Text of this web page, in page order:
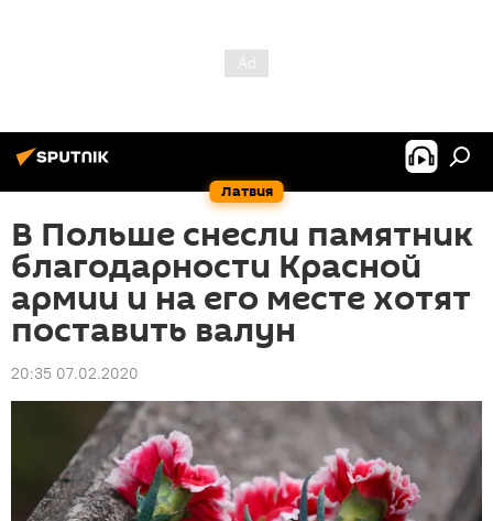
Латвия
В Польше снесли памятник
благодарности Красной
армии и на его месте хотят
поставить валун
20:35 07.02.2020